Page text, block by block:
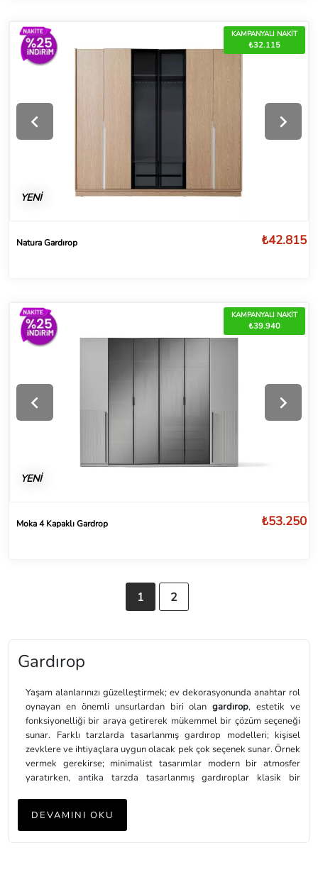
Gardırop
Yaşam alanlarınızı güzelleştirmek; ev dekorasyonunda anahtar rol
oynayan en önemli unsurlardan biri olangardırop, estetik ve
fonksiyonelliği bir araya getirerek mükemmel bir çözüm seçeneği
sunar. Farklı tarzlarda tasarlanmış gardırop modelleri; kişisel
zevklere ve ihtiyaçlara uygun olacak pek çok seçenek sunar. Örnek
vermek gerekirse; minimalist tasarımlar modern bir atmosfer
yaratırken, antika tarzda tasarlanmış gardıroplar klasik bir
gardırop modelleri, yaşam alanlarınızı düzenli tutmanıza ve her
şeyin kolayca erişilebilir olmasına yardımcı olarak pratik bir
DEVAMINI OKU
1 2
KAMPANYALI NAKİT
₺32.115
YENİ
Natura Gardırop ₺42.815
KAMPANYALI NAKİT
₺39.940
YENİ
Moka 4 Kapaklı Gardrop ₺53.250